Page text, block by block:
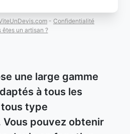
- Confidentialité
êtes un artisan ?
une large gamme
à tous les
type
Vous pouvez obtenir